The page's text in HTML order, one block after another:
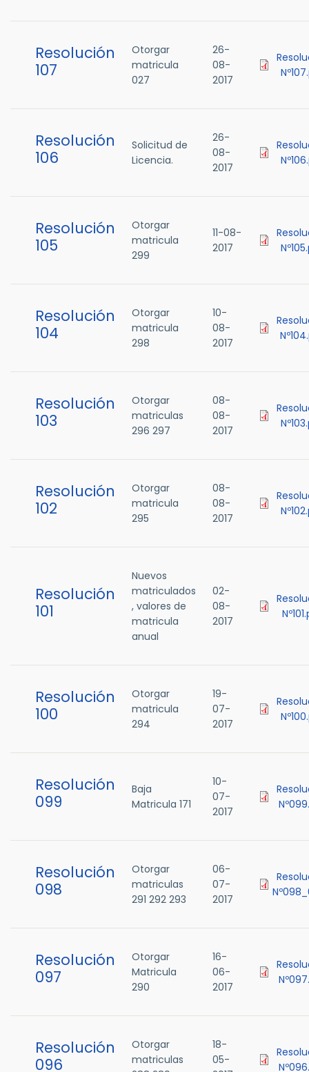
Resolución
107
Otorgar
matricula
027
26-
08-
2017
Resolución
106
Solicitud de
Licencia.
26-
08-
2017
Resolución
105
Otorgar
matricula
299
11-08-
2017
Resolución
104
Otorgar
matricula
298
10-
08-
2017
Resolución
103
Otorgar
matriculas
296 297
08-
08-
2017
Resolución
102
Otorgar
matricula
295
08-
08-
2017
Resolución
101
Nuevos
matriculados
, valores de
matricula
anual
02-
08-
2017
Resolución
100
Otorgar
matricula
294
19-
07-
2017
Resolución
099
Baja
Matricula 171
10-
07-
2017
Resolución
098
Otorgar
matriculas
291 292 293
06-
07-
2017
Resolución
097
Otorgar
Matricula
290
16-
06-
2017
Resolución
096
Otorgar
matriculas
18-
05-